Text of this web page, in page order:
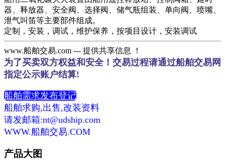
器、释放器、安全阀、选择阀、储气瓶组装、单向阀、喷嘴、
泄气叫笛等主要部件组成。
定制，安装，调试，维护保养，按项目设计，安装调试
www.船舶交易.com --- 提供共享信息 ！
为了买卖双方权益和安全！交易过程请通过船舶交易网
指定公示账户结算!
船舶需求发布登记
船舶求购,出售,改装资料
请发邮箱:nt@udship.com
WWW.船舶交易.COM
产品大图